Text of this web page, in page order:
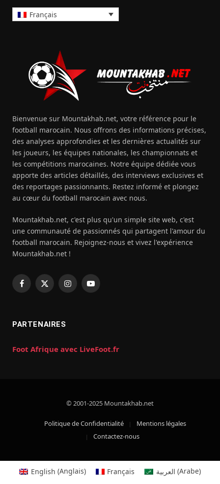
Français
Bienvenue sur Mountakhab.net, votre référence pour le
football marocain. Nous offrons des informations précises,
des analyses approfondies et les dernières actualités sur
les joueurs, les équipes nationales, les championnats et
les compétitions marocaines. Notre équipe dédiée vous
apporte des articles détaillés, des interviews exclusives et
des reportages passionnants. Restez informé et plongez
au cœur du football marocain avec nous.
Mountakhab.net, c'est plus qu'un simple site web, c'est
une communauté de passionnés qui partagent l'amour du
football marocain. Rejoignez-nous et vivez l'expérience
Mountakhab.net !
Facebook
X
InstagramYouTube
PARTENAIRES
Foot Afrique avec LiveFoot.fr
© 2001-2025 Mountakhab.net
Politique de Confidentialité
Mentions légales
Contactez-nous
English (Anglais) Français العربية (Arabe)